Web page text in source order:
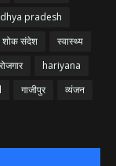
pradesh
शोक संदेश
स्वास्थ्य
रोजगार
hariyana
गाजीपुर
व्यंजन